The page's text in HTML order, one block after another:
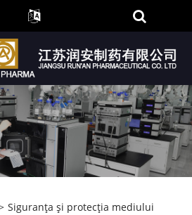
Siguranța și protecția mediului